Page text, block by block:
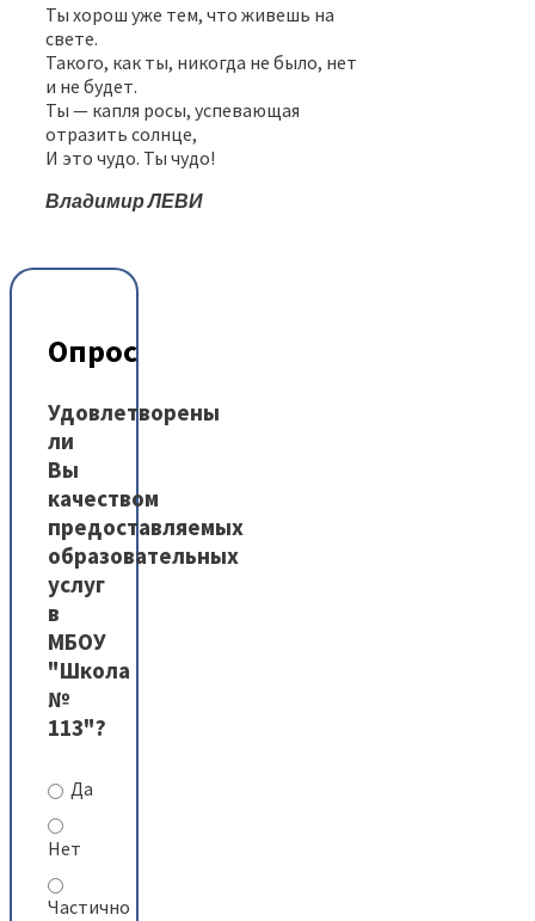
Ты хорош уже тем, что живешь на
свете.
Такого, как ты, никогда не было, нет
и не будет.
Ты — капля росы, успевающая
отразить солнце,
И это чудо. Ты чудо!
Владимир ЛЕВИ
Опрос
Удовлетворены
ли
Вы
качеством
предоставляемых
образовательных
услуг
в
МБОУ
"Школа
№
113"?
Да
Нет
Частично